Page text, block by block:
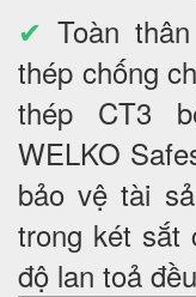
✔ Toàn
thép chống
thép CT3
WELKO
bảo vệ tài
trong két sắt
độ lan toả